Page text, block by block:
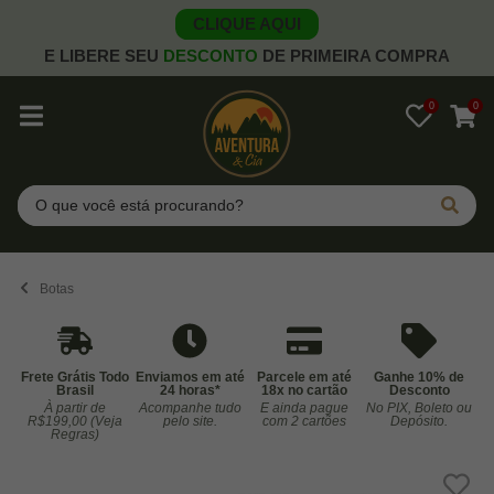
CLIQUE AQUI
E LIBERE SEU DESCONTO DE PRIMEIRA COMPRA
0 0
Pesquisar
Botas
Frete Grátis Todo
Brasil
À partir de
R$199,00 (Veja
Regras)
Enviamos em até
24 horas*
Acompanhe tudo
pelo site.
Parcele em até
18x no cartão
E ainda pague
com 2 cartões
Ganhe 10% de
Desconto
No PIX, Boleto ou
Depósito.